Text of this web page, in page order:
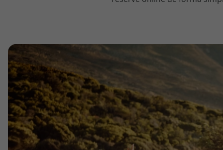
topatlantico@topatlantico.com